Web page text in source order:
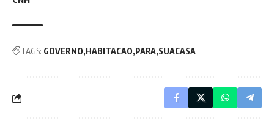
TAGS: GOVERNO HABITACAO PARA SUACASA